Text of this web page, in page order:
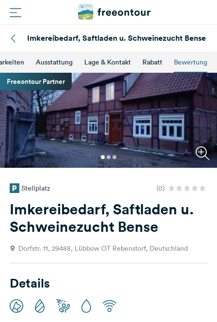
Plätze
Magazin
Partner
Registrieren
Einloggen
Fragen &
Feedback
Sprache:
Folge
auf
Social
Imkereibedarf, Saftladen u. Schweinezucht Bense
Ausstattung Lage & Kontakt Rabatt Bewertung
Freeontour Partner
Stellplatz (0)
Imkereibedarf, Saftladen u.
Schweinezucht Bense
Dorfstr. 11, 29488, Lübbow OT Rebenstorf, Deutschland
Details